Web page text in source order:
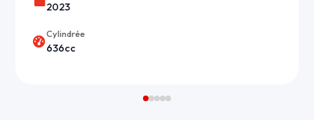
2023
Cylindrée
636cc